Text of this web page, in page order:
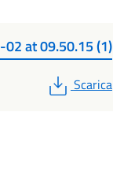
at 09.50.15 (1)
PDF
Scarica